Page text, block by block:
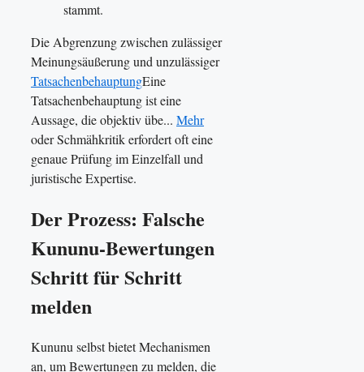
stammt.
Die Abgrenzung zwischen zulässiger
Meinungsäußerung und unzulässiger
TatsachenbehauptungEine
Tatsachenbehauptung ist eine
Aussage, die objektiv übe... Mehr
oder Schmähkritik erfordert oft eine
genaue Prüfung im Einzelfall und
juristische Expertise.
Der Prozess: Falsche
Kununu-Bewertungen
Schritt für Schritt
melden
Kununu selbst bietet Mechanismen
an, um Bewertungen zu melden, die